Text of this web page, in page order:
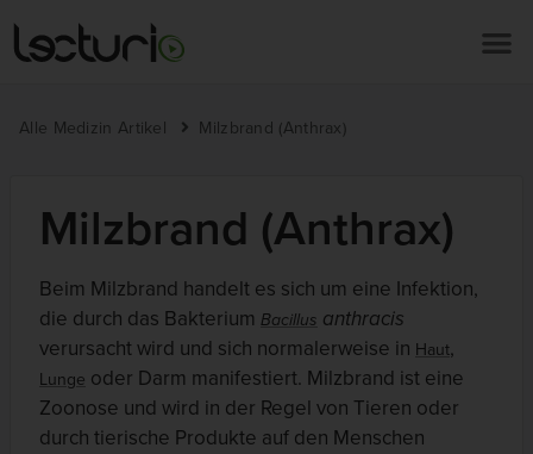
Alle Medizin Artikel Milzbrand (Anthrax)
Milzbrand (Anthrax)
Beim Milzbrand handelt es sich um eine Infektion,
die durch das Bakterium Bacillus anthracis
verursacht wird und sich normalerweise in Haut,
Lunge oder Darm manifestiert. Milzbrand ist eine
Zoonose und wird in der Regel von Tieren oder
durch tierische Produkte auf den Menschen